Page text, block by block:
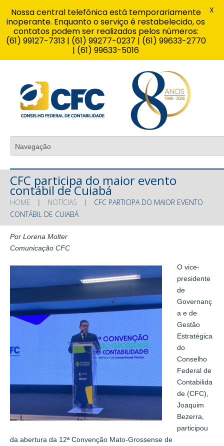
CFC participa do maior evento
contábil de Cuiabá
HOME NOTÍCIAS
CFC PARTICIPA DO MAIOR EVENTO
CONTÁBIL DE CUIABÁ
Por Lorena Molter
Comunicação CFC
O vice-
presidente
de
Governanç
a e de
Gestão
Estratégica
do
Conselho
Federal de
Contabilida
de (CFC),
Joaquim
Bezerra,
participou
da abertura da 12ª Convenção Mato-Grossense de
Nossa central telefônica está temporariamente
inoperante. Enquanto o serviço é restabelecido, os
contatos podem ser realizados pelos números:
(61) 99127-7313 | (61) 99277-0237 | (61) 99633-2770
| (61) 99633-5016
X